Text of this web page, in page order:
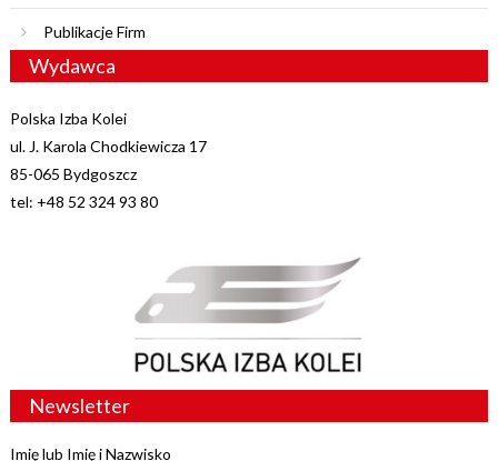
Publikacje Firm
Wydawca
Polska Izba Kolei
ul. J. Karola Chodkiewicza 17
85-065 Bydgoszcz
tel: +48 52 324 93 80
Newsletter
Imię lub Imię i Nazwisko